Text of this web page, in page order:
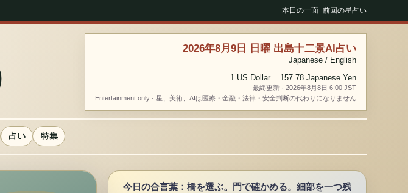
本日の一面 前回の星占い
2026年8月9日 日曜 出島十二景AI占い
Japanese / English
1 US Dollar = 157.78 Japanese Yen
最終更新 · 2026年8月8日 6:00 JST
Entertainment only · 星、美術、AIは医療・金融・法律・安全判断の代わりになりません
占い 特集
今日の合言葉：橋を選ぶ。門で確かめる。細部を一つ残